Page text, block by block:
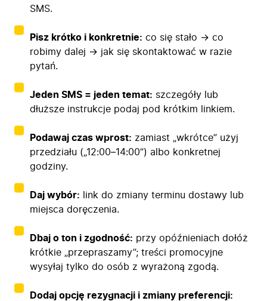
SMS.
Pisz krótko i konkretnie: co się stało → co
robimy dalej → jak się skontaktować w razie
pytań.
Jeden SMS = jeden temat: szczegóły lub
dłuższe instrukcje podaj pod krótkim linkiem.
Podawaj czas wprost: zamiast „wkrótce” użyj
przedziału („12:00–14:00”) albo konkretnej
godziny.
Daj wybór: link do zmiany terminu dostawy lub
miejsca doręczenia.
Dbaj o ton i zgodność: przy opóźnieniach dołóż
krótkie „przepraszamy”; treści promocyjne
wysyłaj tylko do osób z wyrażoną zgodą.
Dodaj opcję rezygnacji i zmiany preferencji: